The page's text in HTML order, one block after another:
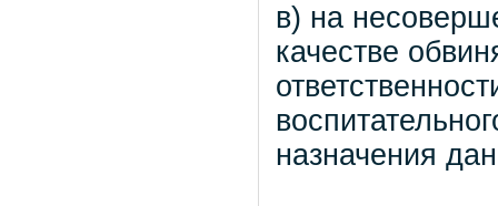
в) на
качестве
назначения